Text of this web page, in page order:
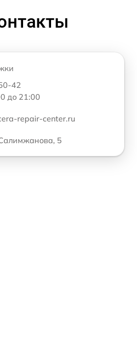
42
до 21:00
repair-center.ru
5